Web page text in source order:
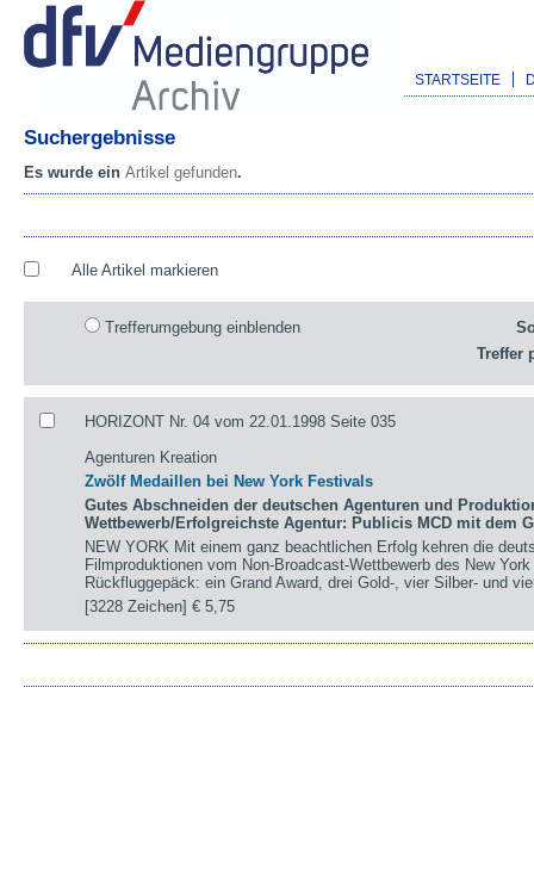
STARTSEITE
Suchergebnisse
Es wurde ein Artikel gefunden.
Alle Artikel markieren
Trefferumgebung einblenden
Treffer
HORIZONT Nr. 04 vom 22.01.1998 Seite 035
Agenturen Kreation
Zwölf Medaillen bei New York Festivals
Gutes Abschneiden der deutschen Agenturen und
Wettbewerb/Erfolgreichste Agentur: Publicis MCD mit dem
NEW YORK Mit einem ganz beachtlichen Erfolg kehren die
Filmproduktionen vom Non-Broadcast-Wettbewerb des New
Rückfluggepäck: ein Grand Award, drei Gold-, vier Silber- und
[3228 Zeichen]€ 5,75